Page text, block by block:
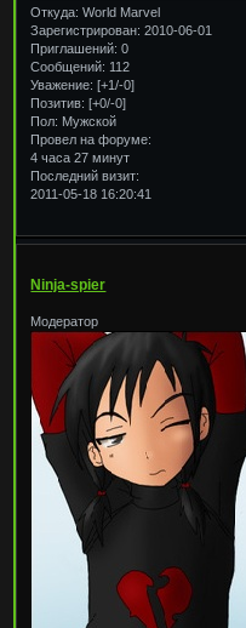
Откуда: World Marvel
Зарегистрирован: 2010-06-01
Приглашений: 0
Сообщений: 112
Уважение: [+1/-0]
Позитив: [+0/-0]
Пол: Мужской
Провел на форуме:
4 часа 27 минут
Последний визит:
2011-05-18 16:20:41
Ninja-spier
Модератор